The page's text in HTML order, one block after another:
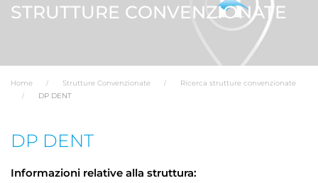
STRUTTURE CONVENZIONATE
Home Strutture Convenzionate
Ricerca strutture convenzionate
DP DENT
DP DENT
Informazioni relative alla struttura: